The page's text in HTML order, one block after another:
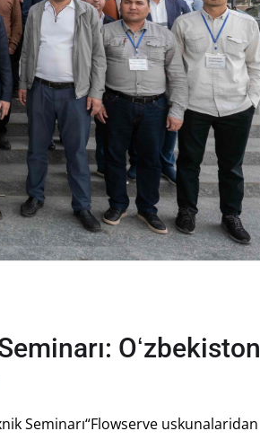
Oʻzbekiston
Seminarı“Flowserve uskunalaridan